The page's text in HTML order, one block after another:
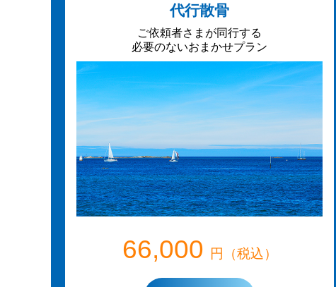
代行散骨
ご依頼者さまが同行する
必要のないおまかせプラン
66,000 円（税込）